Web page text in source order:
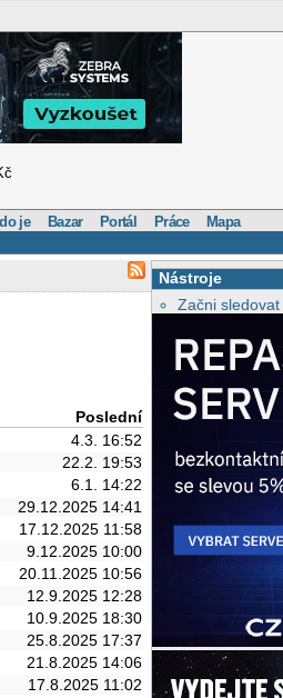
je Bazar Portál Práce Mapa
Nástroje
Začni sledovat
Poslední
4.3. 16:52
22.2. 19:53
6.1. 14:22
29.12.2025 14:41
17.12.2025 11:58
9.12.2025 10:00
20.11.2025 10:56
12.9.2025 12:28
10.9.2025 18:30
25.8.2025 17:37
21.8.2025 14:06
17.8.2025 11:02